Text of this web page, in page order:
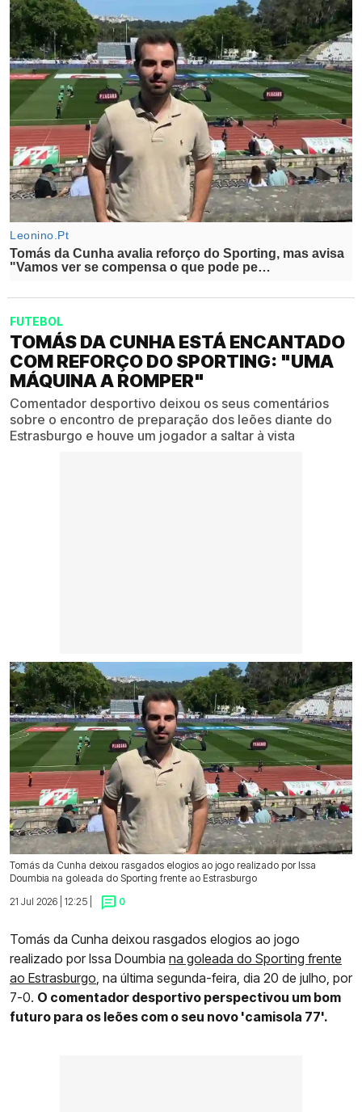
FUTEBOL
TOMÁS DA CUNHA ESTÁ ENCANTADO
COM REFORÇO DO SPORTING: "UMA
MÁQUINA A ROMPER"
Comentador desportivo deixou os seus comentários
sobre o encontro de preparação dos leões diante do
Estrasburgo e houve um jogador a saltar à vista
Tomás da Cunha deixou rasgados elogios ao jogo realizado por Issa
Doumbia na goleada do Sporting frente ao Estrasburgo
21 Jul 2026 | 12:25 |
0
Tomás da Cunha deixou rasgados elogios ao jogo
realizado por Issa Doumbia na goleada do Sporting frente
ao Estrasburgo , na última segunda-feira, dia 20 de julho, por
7-0. O comentador desportivo perspectivou um bom
futuro para os leões com o seu novo 'camisola 77'.